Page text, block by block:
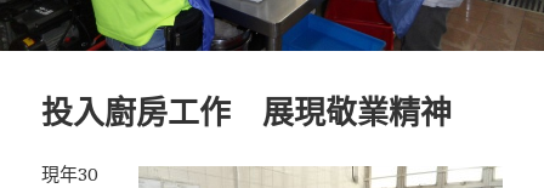
投入廚房工作 展現敬業精神
現年30